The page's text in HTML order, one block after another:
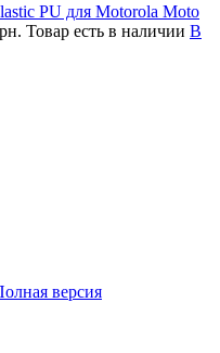
PU для Motorola Moto
Товар есть в наличии В
версия